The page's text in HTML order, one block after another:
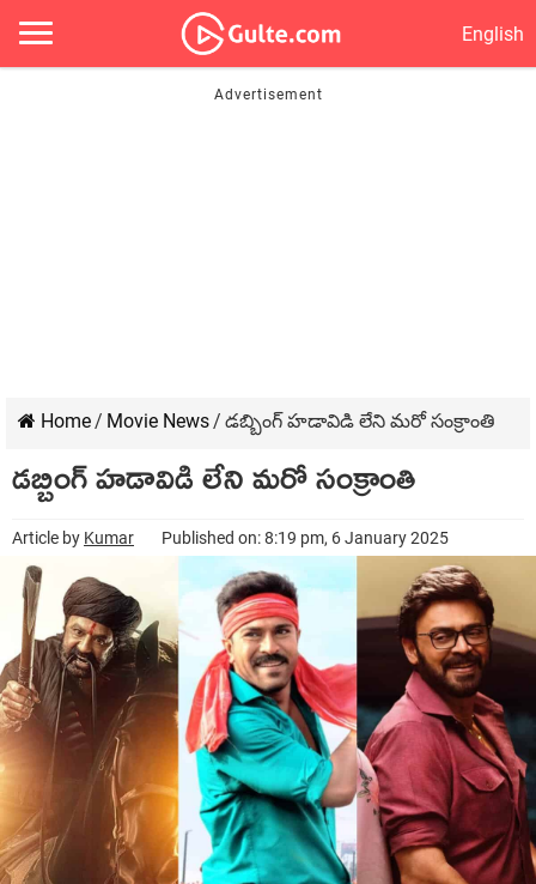
English
Home/ Movie News/ డబ్బింగ్ హడావిడి లేని మరో సంక్రాంతి
డబ్బింగ్ హడావిడి లేని మరో సంక్రాంతి
Article by Kumar Published on: 8:19 pm, 6 January 2025